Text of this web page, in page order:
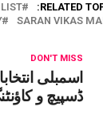
RELATED
SARAN VIKAS
DON'T MISS
اسمبلی
ڈسپیچ و